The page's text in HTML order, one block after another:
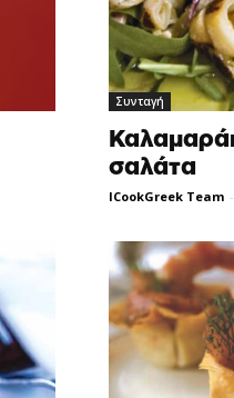
Συνταγή
σαλάτα
ICookGreek Team -